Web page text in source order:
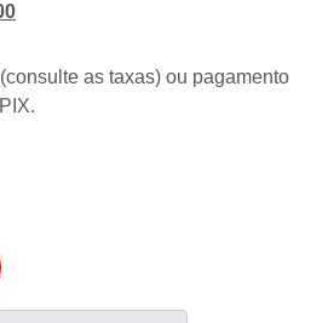
as taxas) ou pagamento